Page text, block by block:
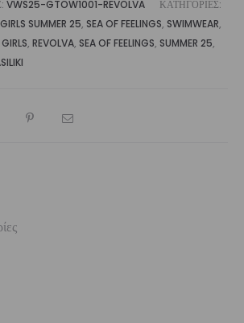
VWS25-GTOW1001-REVOLVA
ΚΑΤΗΓΟΡΊΕΣ:
GIRLS SUMMER 25, SEA OF FEELINGS, SWIMWEAR,
GIRLS, REVOLVA, SEA OF FEELINGS, SUMMER 25,